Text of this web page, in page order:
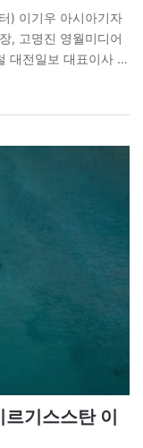
) 이기우 아시아기자
, 고명진 영월미디어
대전일보 대표이사 발
회장, 박병호 아이호
장, 손주은 메가스터
르기스스탄 이